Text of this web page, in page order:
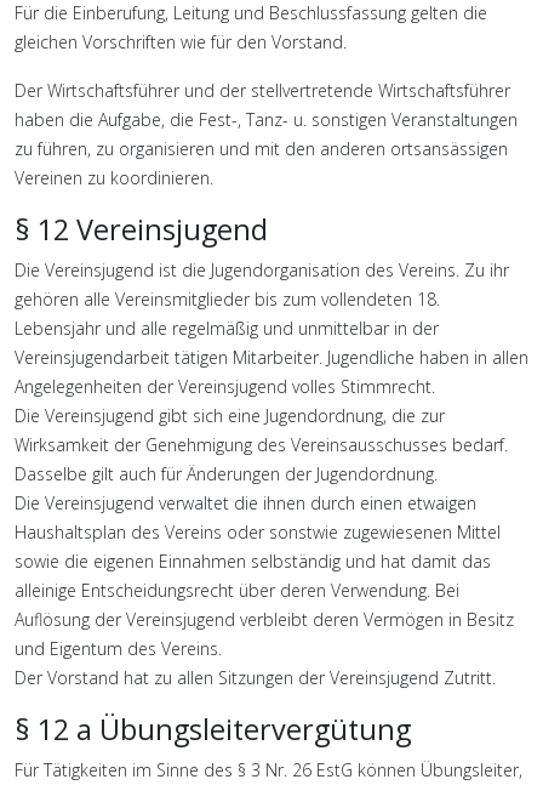
Für die Einberufung, Leitung und Beschlussfassung gelten die
gleichen Vorschriften wie für den Vorstand.
Der Wirtschaftsführer und der stellvertretende Wirtschaftsführer
haben die Aufgabe, die Fest-, Tanz- u. sonstigen Veranstaltungen
zu führen, zu organisieren und mit den anderen ortsansässigen
Vereinen zu koordinieren.
§ 12 Vereinsjugend
Die Vereinsjugend ist die Jugendorganisation des Vereins. Zu ihr
gehören alle Vereinsmitglieder bis zum vollendeten 18.
Lebensjahr und alle regelmäßig und unmittelbar in der
Vereinsjugendarbeit tätigen Mitarbeiter. Jugendliche haben in allen
Angelegenheiten der Vereinsjugend volles Stimmrecht.
Die Vereinsjugend gibt sich eine Jugendordnung, die zur
Wirksamkeit der Genehmigung des Vereinsausschusses bedarf.
Dasselbe gilt auch für Änderungen der Jugendordnung.
Die Vereinsjugend verwaltet die ihnen durch einen etwaigen
Haushaltsplan des Vereins oder sonstwie zugewiesenen Mittel
sowie die eigenen Einnahmen selbständig und hat damit das
alleinige Entscheidungsrecht über deren Verwendung. Bei
Auflösung der Vereinsjugend verbleibt deren Vermögen in Besitz
und Eigentum des Vereins.
Der Vorstand hat zu allen Sitzungen der Vereinsjugend Zutritt.
§ 12 a Übungsleitervergütung
Für Tätigkeiten im Sinne des § 3 Nr. 26 EstG können Übungsleiter,